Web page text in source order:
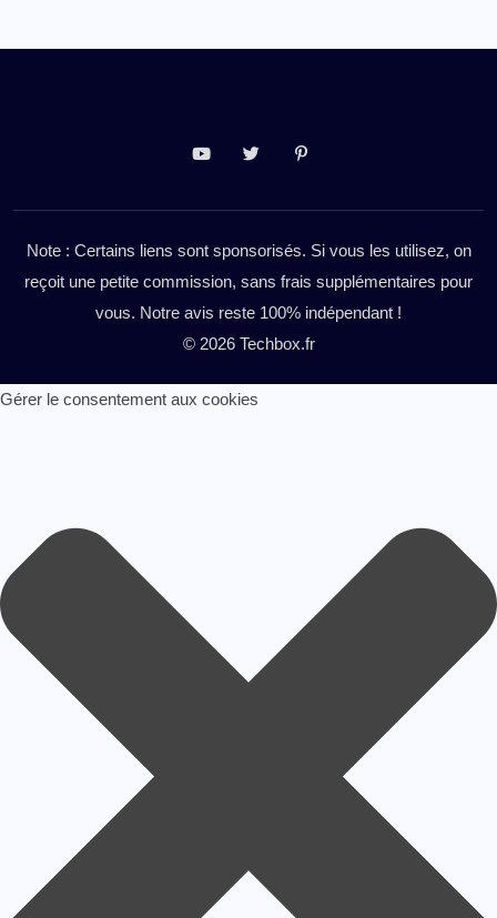
Note : Certains liens sont sponsorisés. Si vous les utilisez, on
reçoit une petite commission, sans frais supplémentaires pour
vous. Notre avis reste 100% indépendant !
© 2026 Techbox.fr
Gérer le consentement aux cookies